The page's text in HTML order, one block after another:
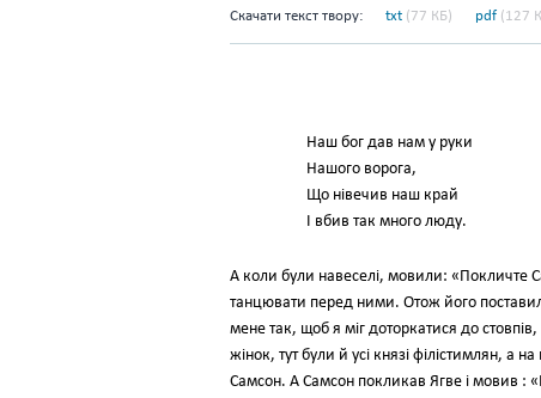
Скачати текст твору: txt (77 КБ) pdf (127
Наш бог дав нам у руки
Нашого ворога,
Що нівечив наш край
І вбив так много люду.
А коли були навеселі, мовили: «Покличте
танцювати перед ними. Отож його
мене так, щоб я міг доторкатися до
жінок, тут були й усі князі філістимлян, а
Самсон. А Самсон покликав Ягве і мовив :